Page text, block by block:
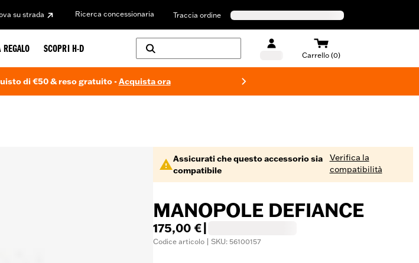
su strada Ricerca concessionaria Traccia ordine
REGALO SCOPRI H-D
Carrello (0)
di €50 & reso gratuito -Acquista ora
Assicurati che questo accessorio sia
compatibile
Verifica la
compatibilità
MANOPOLE DEFIANCE
175,00 €
Codice articolo | SKU: 56100157